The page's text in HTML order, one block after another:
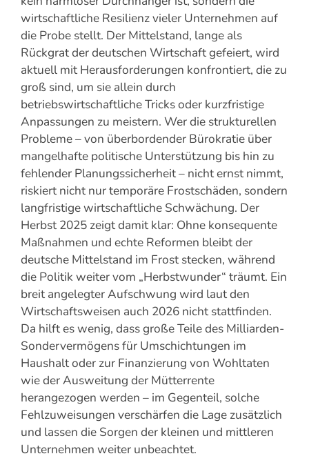
wirtschaftliche Resilienz vieler Unternehmen auf
die Probe stellt. Der Mittelstand, lange als
Rückgrat der deutschen Wirtschaft gefeiert, wird
aktuell mit Herausforderungen konfrontiert, die zu
groß sind, um sie allein durch
betriebswirtschaftliche Tricks oder kurzfristige
Anpassungen zu meistern. Wer die strukturellen
Probleme – von überbordender Bürokratie über
mangelhafte politische Unterstützung bis hin zu
fehlender Planungssicherheit – nicht ernst nimmt,
riskiert nicht nur temporäre Frostschäden, sondern
langfristige wirtschaftliche Schwächung. Der
Herbst 2025 zeigt damit klar: Ohne konsequente
Maßnahmen und echte Reformen bleibt der
deutsche Mittelstand im Frost stecken, während
die Politik weiter vom „Herbstwunder“ träumt. Ein
breit angelegter Aufschwung wird laut den
Wirtschaftsweisen auch 2026 nicht stattfinden.
Da hilft es wenig, dass große Teile des Milliarden-
Sondervermögens für Umschichtungen im
Haushalt oder zur Finanzierung von Wohltaten
wie der Ausweitung der Mütterrente
herangezogen werden – im Gegenteil, solche
Fehlzuweisungen verschärfen die Lage zusätzlich
und lassen die Sorgen der kleinen und mittleren
Unternehmen weiter unbeachtet.